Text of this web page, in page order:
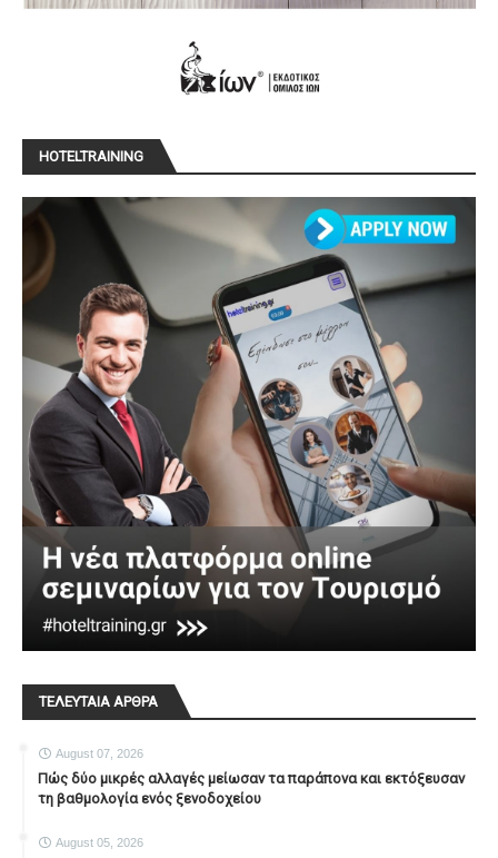
HOTELTRAINING
ΤΕΛΕΥΤΑΙΑ ΑΡΘΡΑ
August 07, 2026
Πώς δύο μικρές αλλαγές μείωσαν τα παράπονα και εκτόξευσαν
τη βαθμολογία ενός ξενοδοχείου
August 05, 2026